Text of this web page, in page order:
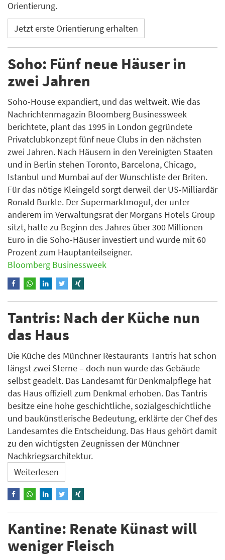
Orientierung.
Jetzt erste Orientierung erhalten
Soho: Fünf neue Häuser in
zwei Jahren
Soho-House expandiert, und das weltweit. Wie das
Nachrichtenmagazin Bloomberg Businessweek
berichtete, plant das 1995 in London gegründete
Privatclubkonzept fünf neue Clubs in den nächsten
zwei Jahren. Nach Häusern in den Vereinigten Staaten
und in Berlin stehen Toronto, Barcelona, Chicago,
Istanbul und Mumbai auf der Wunschliste der Briten.
Für das nötige Kleingeld sorgt derweil der US-Milliardär
Ronald Burkle. Der Supermarktmogul, der unter
anderem im Verwaltungsrat der Morgans Hotels Group
sitzt, hatte zu Beginn des Jahres über 300 Millionen
Euro in die Soho-Häuser investiert und wurde mit 60
Prozent zum Hauptanteilseigner.
Bloomberg Businessweek
Tantris: Nach der Küche nun
das Haus
Die Küche des Münchner Restaurants Tantris hat schon
längst zwei Sterne – doch nun wurde das Gebäude
selbst geadelt. Das Landesamt für Denkmalpflege hat
das Haus offiziell zum Denkmal erhoben. Das Tantris
besitze eine hohe geschichtliche, sozialgeschichtliche
und baukünstlerische Bedeutung, erklärte der Chef des
Landesamtes die Entscheidung. Das Haus gehört damit
zu den wichtigsten Zeugnissen der Münchner
Nachkriegsarchitektur.
Weiterlesen
Kantine: Renate Künast will
weniger Fleisch